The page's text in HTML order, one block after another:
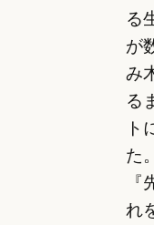
る
が
み
る
ト
た
れ